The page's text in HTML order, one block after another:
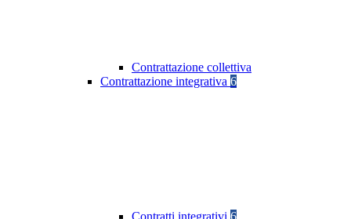
Contrattazione collettiva
Contrattazione integrativa 6